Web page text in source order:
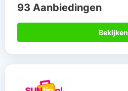
93 Aanbiedingen
Bekijken